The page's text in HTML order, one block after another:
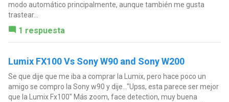
modo automático principalmente, aunque también me gusta
trastear...
1 respuesta
Lumix FX100 Vs Sony W90 and Sony W200
Se que dije que me iba a comprar la Lumix, pero hace poco un
amigo se compro la Sony w90 y dije..."Upss, esta parece ser mejor
que la Lumix Fx100" Más zoom, face detection, muy buena